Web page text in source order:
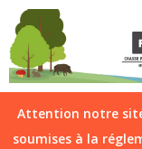
Attention notre
soumises à la